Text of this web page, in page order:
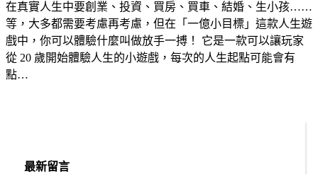
在真實人生中要創業、投資、買房、買車、結婚、生小孩……
等，大多都需要考慮再考慮，但在「一億小目標」這款人生遊
戲中，你可以體驗什麼叫做放手一搏！ 它是一款可以讓玩家
從 20 歲開始體驗人生的小遊戲，每次的人生起點可能會有
點…
最新留言